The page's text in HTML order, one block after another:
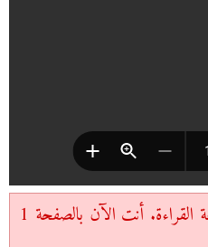
اضغط على الصفحة التالية لمتابعة القراءة. أنت الآن بالصفحة 1